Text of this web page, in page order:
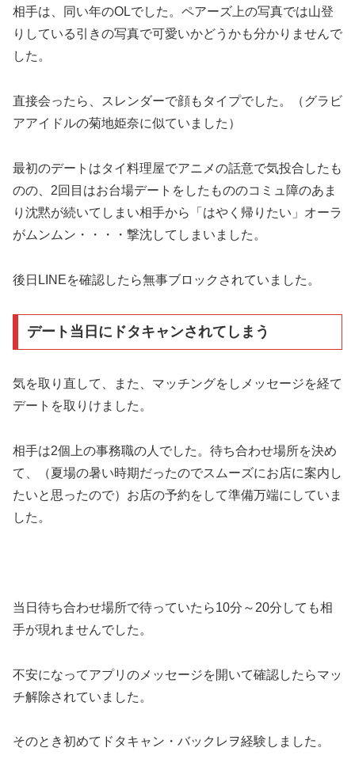
相手は、同い年のOLでした。ペアーズ上の写真では山登
りしている引きの写真で可愛いかどうかも分かりませんで
した。
直接会ったら、スレンダーで顔もタイプでした。（グラビ
アアイドルの菊地姫奈に似ていました）
最初のデートはタイ料理屋でアニメの話意で気投合したも
のの、2回目はお台場デートをしたもののコミュ障のあま
り沈黙が続いてしまい相手から「はやく帰りたい」オーラ
がムンムン・・・・撃沈してしまいました。
後日LINEを確認したら無事ブロックされていました。
デート当日にドタキャンされてしまう
気を取り直して、また、マッチングをしメッセージを経て
デートを取りけました。
相手は2個上の事務職の人でした。待ち合わせ場所を決め
て、（夏場の暑い時期だったのでスムーズにお店に案内し
たいと思ったので）お店の予約をして準備万端にしていま
した。
当日待ち合わせ場所で待っていたら10分～20分しても相
手が現れませんでした。
不安になってアプリのメッセージを開いて確認したらマッ
チ解除されていました。
そのとき初めてドタキャン・バックレヲ経験しました。